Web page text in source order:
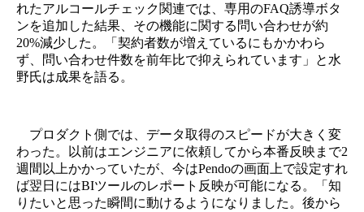
れたアルコールチェック関連では、専用のFAQ誘導ボタ
ンを追加した結果、その機能に関する問い合わせが約
20%減少した。「契約者数が増えているにもかかわら
ず、問い合わせ件数を前年比で抑えられています」と水
野氏は成果を語る。
プロダクト側では、データ取得のスピードが大きく変
わった。以前はエンジニアに依頼してから本番反映まで2
週間以上かかっていたが、今はPendoの画面上で設定すれ
ば翌日にはBIツールのレポート反映が可能になる。「知
りたいと思った瞬間に動けるようになりました。後から